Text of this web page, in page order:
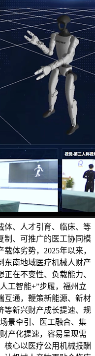
体、人才引育、临床、等
制、可推广的医工协同模
体劣势，2025年以来，
东南地域医疗机械人财产
在不变性、负载能力、
工智能+”步履，福州立
互通，鞭策新能源、新材
等新兴财产成长提速、规
景牵引、医工融合、集
产化提速，容易呈现需
核心以医疗公用机械报酬